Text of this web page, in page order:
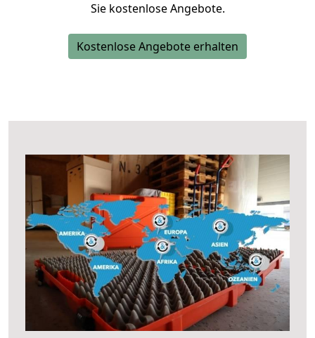
Sie kostenlose Angebote.
Kostenlose Angebote erhalten